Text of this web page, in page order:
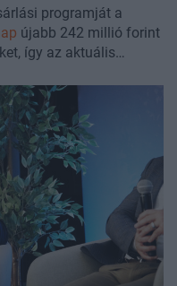
programját a
újabb 242 millió forint
így az aktuális